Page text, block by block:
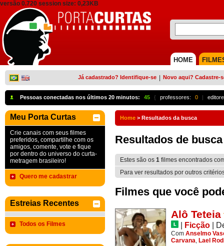
versão 0.720 session size: 0,23KB
HOME
Já cadastrado? Identifique-se Novo aqui? Cadastre-
Pessoas conectadas nos últimos 20 minutos: 45 { professores: 0 |
Meu Porta Curtas
Crie canais com seus filmes
preferidos, compartilhe com os
amigos, comente, vote e fique
por dentro do universo do curta-
metragem brasileiro!
Quero me cadastrar
Estreias Recentes
Todos os Filmes
Home > Resultados da busca
Resultados de busca
Estes são os 1 filmes encontrados
Para ver resultados por outros
Filmes que você
Alô Teteia
Ficção
Com Anselmo
Carvana, Lael